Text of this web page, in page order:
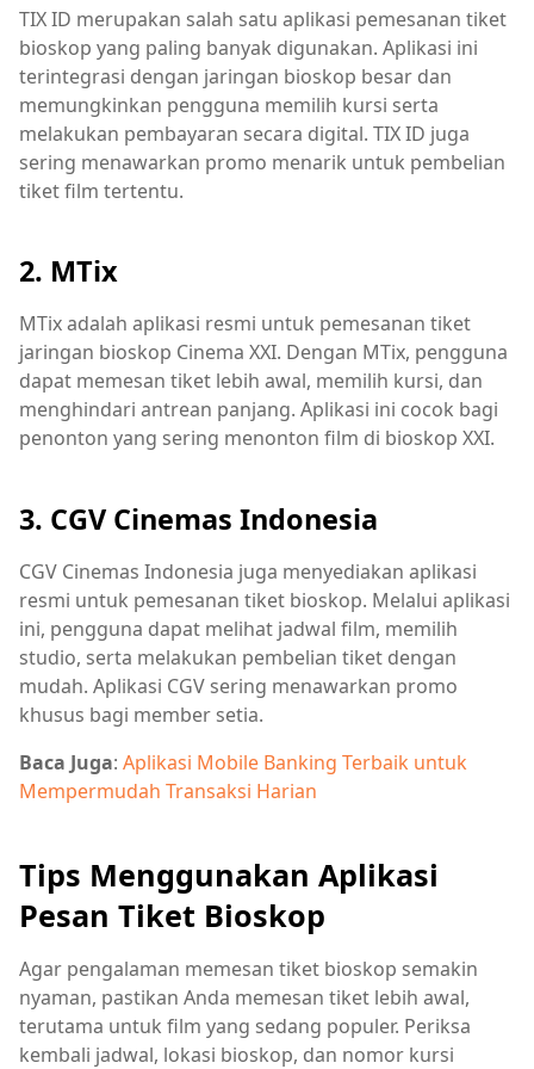
TIX ID merupakan salah satu aplikasi pemesanan tiket
bioskop yang paling banyak digunakan. Aplikasi ini
terintegrasi dengan jaringan bioskop besar dan
memungkinkan pengguna memilih kursi serta
melakukan pembayaran secara digital. TIX ID juga
sering menawarkan promo menarik untuk pembelian
tiket film tertentu.
2. MTix
MTix adalah aplikasi resmi untuk pemesanan tiket
jaringan bioskop Cinema XXI. Dengan MTix, pengguna
dapat memesan tiket lebih awal, memilih kursi, dan
menghindari antrean panjang. Aplikasi ini cocok bagi
penonton yang sering menonton film di bioskop XXI.
3. CGV Cinemas Indonesia
CGV Cinemas Indonesia juga menyediakan aplikasi
resmi untuk pemesanan tiket bioskop. Melalui aplikasi
ini, pengguna dapat melihat jadwal film, memilih
studio, serta melakukan pembelian tiket dengan
mudah. Aplikasi CGV sering menawarkan promo
khusus bagi member setia.
Baca Juga: Aplikasi Mobile Banking Terbaik untuk
Mempermudah Transaksi Harian
Tips Menggunakan Aplikasi
Pesan Tiket Bioskop
Agar pengalaman memesan tiket bioskop semakin
nyaman, pastikan Anda memesan tiket lebih awal,
terutama untuk film yang sedang populer. Periksa
kembali jadwal, lokasi bioskop, dan nomor kursi